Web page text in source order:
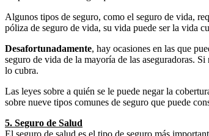
Algunos tipos de seguro, como el seguro de vida,
póliza de seguro de vida, su vida puede ser la vida
Desafortunadamente, hay ocasiones en las que
seguro de vida de la mayoría de las aseguradoras.
lo cubra.
Las leyes sobre a quién se le puede negar la
sobre nueve tipos comunes de seguro que puede
5. Seguro de Salud
El seguro de salud es el tipo de seguro más